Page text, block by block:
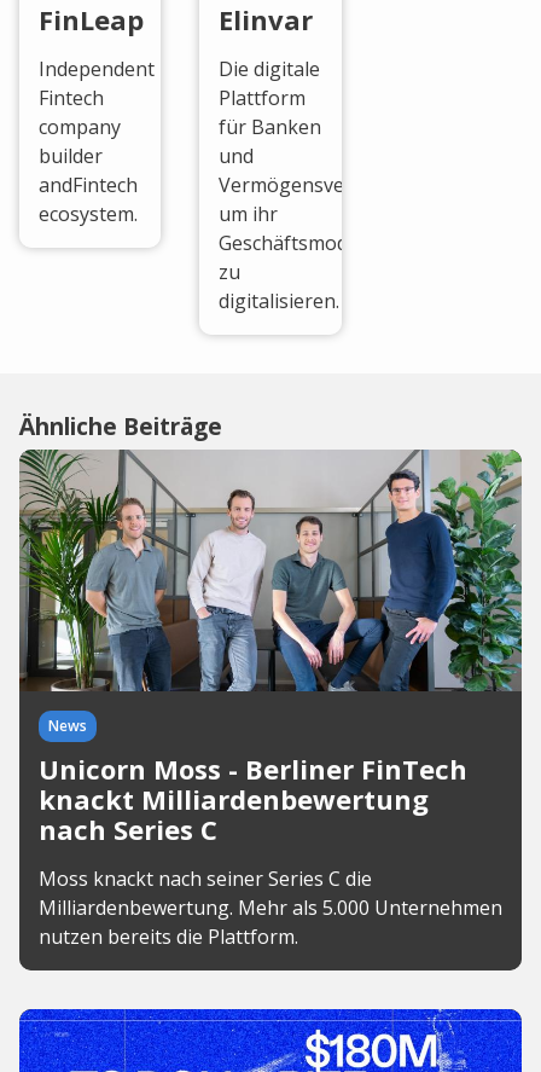
FinLeap
Independent
Fintech
company
builder
andFintech
ecosystem.
Elinvar
Die digitale
Plattform
für Banken
und
Vermögensverwalter,
um ihr
Geschäftsmodell
zu
digitalisieren.
Ähnliche Beiträge
News
Unicorn Moss - Berliner FinTech
knackt Milliardenbewertung
nach Series C
Moss knackt nach seiner Series C die
Milliardenbewertung. Mehr als 5.000 Unternehmen
nutzen bereits die Plattform.